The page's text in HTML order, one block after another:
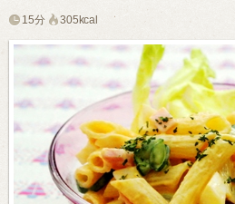
レシピ
15分 305kcal